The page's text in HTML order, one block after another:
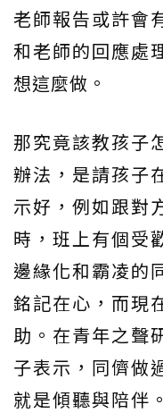
老師報告或許會
和老師的回應處
想這麼做。
那究竟該教孩子
辦法，是請孩子
示好，例如跟對
時，班上有個受
邊緣化和霸凌的
銘記在心，而現
助。在青年之聲
子表示，同儕做
就是傾聽與陪伴